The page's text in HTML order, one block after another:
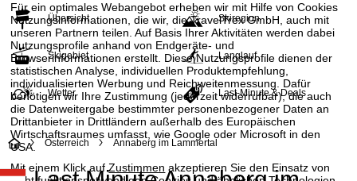
Für ein optimales Webangebot erheben wir mit Hilfe von Cookies
Nutzungsinformationen, die wir, die TravelTrex GmbH, auch mit
unseren Partnern teilen. Auf Basis Ihrer Aktivitäten werden dabei
Nutzungsprofile anhand von Endgeräte- und
Browserinformationen erstellt. Diese Nutzungsprofile dienen der
statistischen Analyse, individuellen Produktempfehlung,
individualisierten Werbung und Reichweitenmessung. Dafür
benötigen wir Ihre Zustimmung (jederzeit widerrufbar), die auch
die Datenweitergabe bestimmter personenbezogener Daten an
Drittanbieter in Drittländern außerhalb des Europäischen
Wirtschaftsraumes umfasst, wie Google oder Microsoft in den
USA.
Mit einem Klick aufZustimmen akzeptieren Sie den Einsatz von
Übersicht Skiregion
Skigebiet Langlauf
Wetter Last-Minute & Deals
S
t
Österreich Annaberg im Lammertal